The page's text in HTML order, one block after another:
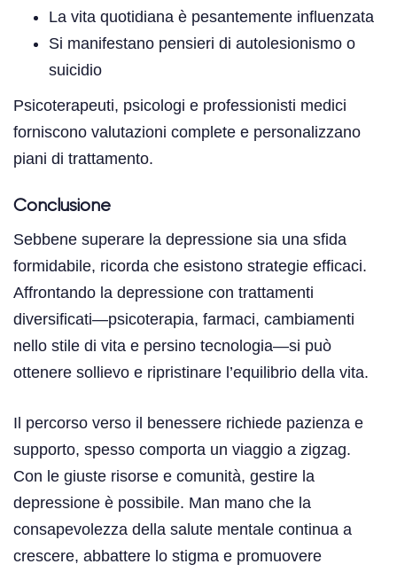
La vita quotidiana è pesantemente influenzata
Si manifestano pensieri di autolesionismo o
suicidio
Psicoterapeuti, psicologi e professionisti medici
forniscono valutazioni complete e personalizzano
piani di trattamento.
Conclusione
Sebbene superare la depressione sia una sfida
formidabile, ricorda che esistono strategie efficaci.
Affrontando la depressione con trattamenti
diversificati—psicoterapia, farmaci, cambiamenti
nello stile di vita e persino tecnologia—si può
ottenere sollievo e ripristinare l’equilibrio della vita.
Il percorso verso il benessere richiede pazienza e
supporto, spesso comporta un viaggio a zigzag.
Con le giuste risorse e comunità, gestire la
depressione è possibile. Man mano che la
consapevolezza della salute mentale continua a
crescere, abbattere lo stigma e promuovere